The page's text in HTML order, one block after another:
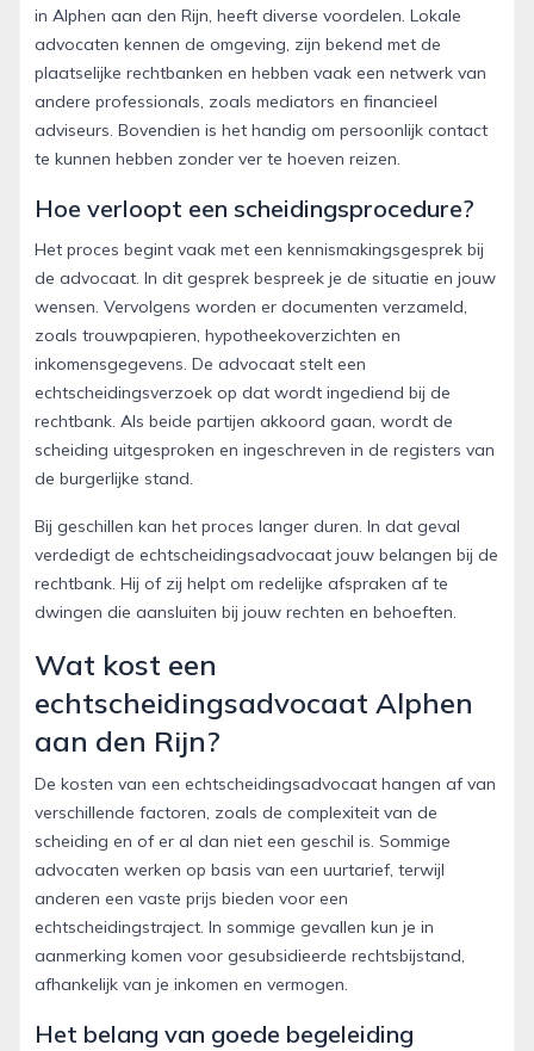
in Alphen aan den Rijn, heeft diverse voordelen. Lokale
advocaten kennen de omgeving, zijn bekend met de
plaatselijke rechtbanken en hebben vaak een netwerk van
andere professionals, zoals mediators en financieel
adviseurs. Bovendien is het handig om persoonlijk contact
te kunnen hebben zonder ver te hoeven reizen.
Hoe verloopt een scheidingsprocedure?
Het proces begint vaak met een kennismakingsgesprek bij
de advocaat. In dit gesprek bespreek je de situatie en jouw
wensen. Vervolgens worden er documenten verzameld,
zoals trouwpapieren, hypotheekoverzichten en
inkomensgegevens. De advocaat stelt een
echtscheidingsverzoek op dat wordt ingediend bij de
rechtbank. Als beide partijen akkoord gaan, wordt de
scheiding uitgesproken en ingeschreven in de registers van
de burgerlijke stand.
Bij geschillen kan het proces langer duren. In dat geval
verdedigt de echtscheidingsadvocaat jouw belangen bij de
rechtbank. Hij of zij helpt om redelijke afspraken af te
dwingen die aansluiten bij jouw rechten en behoeften.
Wat kost een
echtscheidingsadvocaat Alphen
aan den Rijn?
De kosten van een echtscheidingsadvocaat hangen af van
verschillende factoren, zoals de complexiteit van de
scheiding en of er al dan niet een geschil is. Sommige
advocaten werken op basis van een uurtarief, terwijl
anderen een vaste prijs bieden voor een
echtscheidingstraject. In sommige gevallen kun je in
aanmerking komen voor gesubsidieerde rechtsbijstand,
afhankelijk van je inkomen en vermogen.
Het belang van goede begeleiding